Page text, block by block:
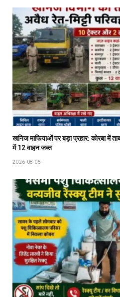
खनिज माफियाओं पर बड़ा प्रहार: कोरबा में
में 12 वाहन जब्त
2026-08-05